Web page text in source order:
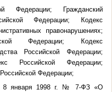
Федерации; Гражданский
Федерации; Кодекс
правонарушениях;
Федерации; Кодекс
Российской Федерации;
Российской Федерации;
Федерации;
8 января 1998 г. № 7-ФЗ «О